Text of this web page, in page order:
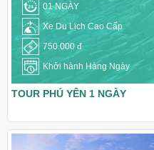
01 NGÀY
Xe Du Lịch Cao Cấp
750.000 đ
Khởi hành Hàng Ngày
TOUR PHÚ YÊN 1 NGÀY